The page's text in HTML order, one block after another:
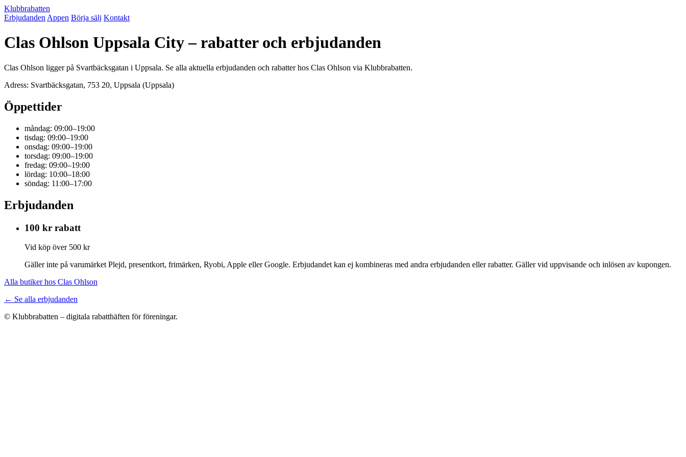
Klubbrabatten
Erbjudanden Appen Börja sälj Kontakt
Clas Ohlson Uppsala City – rabatter och erbjudanden
Clas Ohlson ligger på Svartbäcksgatan i Uppsala. Se alla aktuella erbjudanden och rabatter hos Clas Ohlson via Klubbrabatten.
Adress: Svartbäcksgatan, 753 20, Uppsala (Uppsala)
Öppettider
måndag: 09:00–19:00
tisdag: 09:00–19:00
onsdag: 09:00–19:00
torsdag: 09:00–19:00
fredag: 09:00–19:00
lördag: 10:00–18:00
söndag: 11:00–17:00
Erbjudanden
100 kr rabatt
Vid köp över 500 kr
Gäller inte på varumärket Plejd, presentkort, frimärken, Ryobi, Apple eller Google. Erbjudandet kan ej kombineras med andra erbjudanden eller rabatter. Gäller vid uppvisande och inlösen av kupongen.
Alla butiker hos Clas Ohlson
← Se alla erbjudanden
© Klubbrabatten – digitala rabatthäften för föreningar.